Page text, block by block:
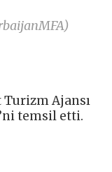
Turizm Ajansı
temsil etti.